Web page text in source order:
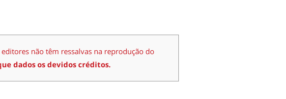
não têm ressalvas na reprodução do
dados os devidos créditos.